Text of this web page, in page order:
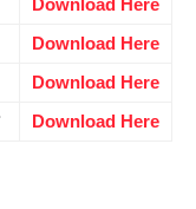
Download Here
Download Here
Download Here
Download Here